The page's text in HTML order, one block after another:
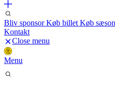
Bliv sponsorKøb billet Køb
Kontakt
Close menu
Menu